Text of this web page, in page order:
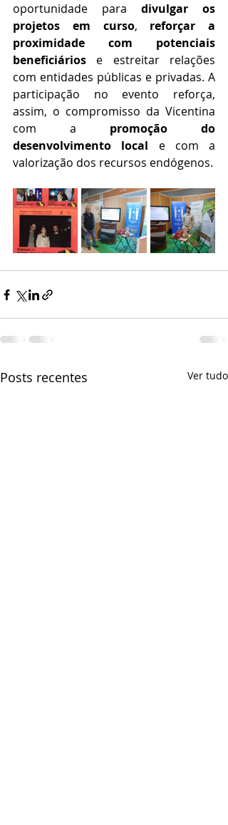
oportunidade para divulgar os
projetos em curso, reforçar a
proximidade com potenciais
beneficiários e estreitar relações
com entidades públicas e privadas. A
participação no evento reforça,
assim, o compromisso da Vicentina
com a promoção do
desenvolvimento local e com a
valorização dos recursos endógenos.
Posts recentes Ver tudo